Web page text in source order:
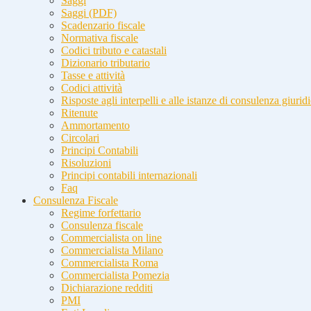
Saggi (PDF)
Scadenzario fiscale
Normativa fiscale
Codici tributo e catastali
Dizionario tributario
Tasse e attività
Codici attività
Risposte agli interpelli e alle istanze di consulenza
Ritenute
Ammortamento
Circolari
Principi Contabili
Risoluzioni
Principi contabili internazionali
Faq
Consulenza Fiscale
Regime forfettario
Consulenza fiscale
Commercialista on line
Commercialista Milano
Commercialista Roma
Commercialista Pomezia
Dichiarazione redditi
PMI